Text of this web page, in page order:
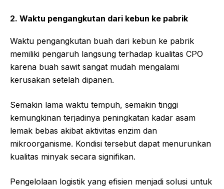
2. Waktu pengangkutan dari kebun ke pabrik
Waktu pengangkutan buah dari kebun ke pabrik
memiliki pengaruh langsung terhadap kualitas CPO
karena buah sawit sangat mudah mengalami
kerusakan setelah dipanen.
Semakin lama waktu tempuh, semakin tinggi
kemungkinan terjadinya peningkatan kadar asam
lemak bebas akibat aktivitas enzim dan
mikroorganisme. Kondisi tersebut dapat menurunkan
kualitas minyak secara signifikan.
Pengelolaan logistik yang efisien menjadi solusi untuk